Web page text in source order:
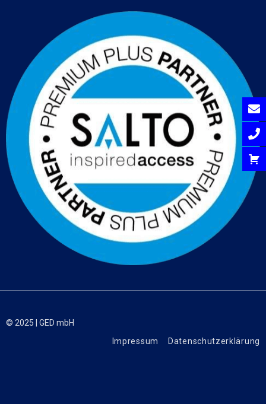
© 2025 | GED mbH
Impressum
Datenschutzerklärung